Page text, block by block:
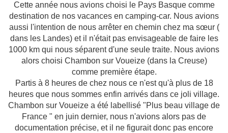
Cette année nous avions choisi le Pays Basque comme
destination de nos vacances en camping-car. Nous avions
aussi l'intention de nous arrêter en chemin chez ma sœur (
dans les Landes) et il n'était pas envisageable de faire les
1000 km qui nous séparent d'une seule traite. Nous avions
alors choisi Chambon sur Voueize (dans la Creuse)
comme première étape.
Partis à 8 heures de chez nous ce n'est qu'à plus de 18
heures que nous sommes enfin arrivés dans ce joli village.
Chambon sur Voueize a été labellisé "Plus beau village de
France " en juin dernier, nous n'avions alors pas de
documentation précise, et il ne figurait donc pas encore